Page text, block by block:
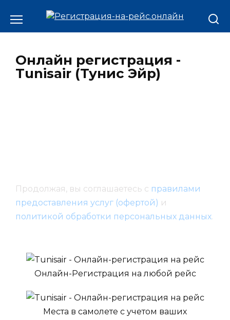
Онлайн регистрация -
Tunisair (Тунис Эйр)
Продолжая, вы соглашаетесь с правилами
предоставления услуг (офертой) и
политикой обработки персональных данных.
Онлайн-Регистрация на любой рейс
Места в самолете с учетом ваших